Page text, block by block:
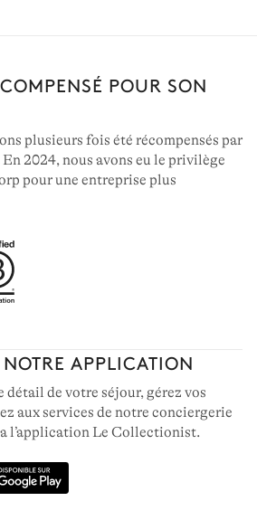
POUR SON
plusieurs fois été récompensés par
2024, nous avons eu le privilège
pour une entreprise plus
APPLICATION
détail de votre séjour, gérez vos
aux services de notre conciergerie
l’application Le Collectionist.